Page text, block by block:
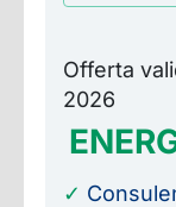
Offerta
2026
✓